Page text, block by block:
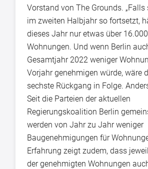
Vorstand von The Grounds. „Falls
im zweiten Halbjahr so fortsetzt,
dieses Jahr nur etwas über
Wohnungen. Und wenn Berlin
Gesamtjahr 2022 weniger
Vorjahr genehmigen würde, wäre
sechste Rückgang in Folge.
Seit die Parteien der aktuellen
Regierungskoalition Berlin
werden von Jahr zu Jahr weniger
Baugenehmigungen für
Erfahrung zeigt zudem, dass
der genehmigten Wohnungen